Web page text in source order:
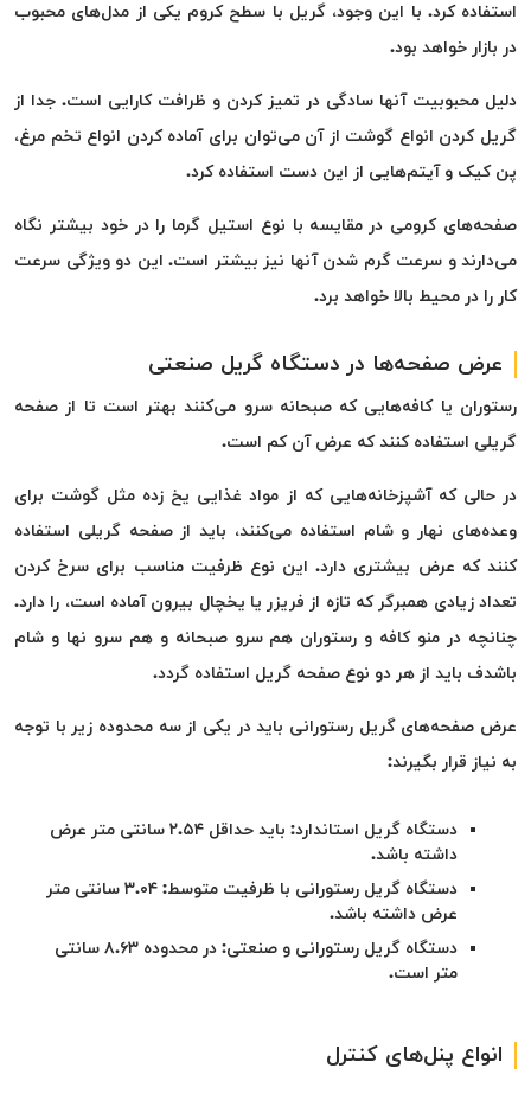
استفاده کرد. با این وجود، گریل با سطح کروم یکی از مدل‌های محبوب
در بازار خواهد بود.
دلیل محبوبیت آنها سادگی در تمیز کردن و ظرافت کارایی است. جدا از
گریل کردن انواع گوشت از آن می‌توان برای آماده کردن انواع تخم مرغ،
پن کیک و آیتم‌هایی از این دست استفاده کرد.
صفحه‌های کرومی در مقایسه با نوع استیل گرما را در خود بیشتر نگاه
می‌دارند و سرعت گرم شدن آنها نیز بیشتر است. این دو ویژگی سرعت
کار را در محیط بالا خواهد برد.
عرض صفحه‌ها در دستگاه گریل صنعتی
رستوران یا کافه‌هایی که صبحانه سرو می‌کنند بهتر است تا از صفحه
گریلی استفاده کنند که عرض آن کم است.
در حالی که آشپزخانه‌هایی که از مواد غذایی یخ زده مثل گوشت برای
وعده‌های نهار و شام استفاده می‌کنند، باید از صفحه گریلی استفاده
کنند که عرض بیشتری دارد. این نوع ظرفیت مناسب برای سرخ کردن
تعداد زیادی همبرگر که تازه از فریزر یا یخچال بیرون آماده است، را دارد.
چنانچه در منو کافه و رستوران هم سرو صبحانه و هم سرو نها و شام
باشدف باید از هر دو نوع صفحه گریل استفاده گردد.
عرض صفحه‌های گریل رستورانی باید در یکی از سه محدوده زیر با توجه
به نیاز قرار بگیرند:
دستگاه گریل استاندارد: باید حداقل ۲.۵۴ سانتی متر عرض
داشته باشد.
دستگاه گریل رستورانی با ظرفیت متوسط: ۳.۰۴ سانتی متر
عرض داشته باشد.
دستگاه گریل رستورانی و صنعتی: در محدوده ۸.۶۳ سانتی
متر است.
انواع پنل‌های کنترل